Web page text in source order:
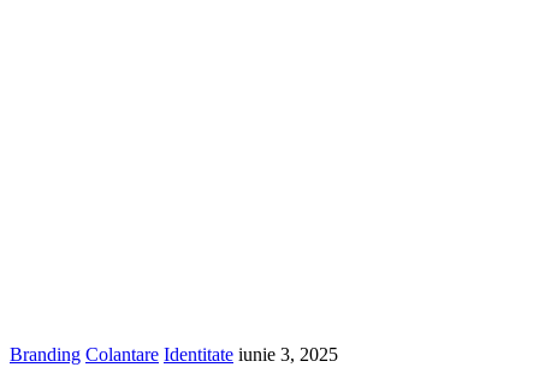
Branding Colantare Identitate iunie 3, 2025